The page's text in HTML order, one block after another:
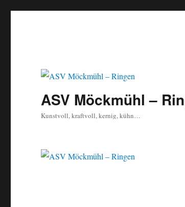
ASV Möckmühl –
Kunstvoll, kraftvoll, kernig, kühn…